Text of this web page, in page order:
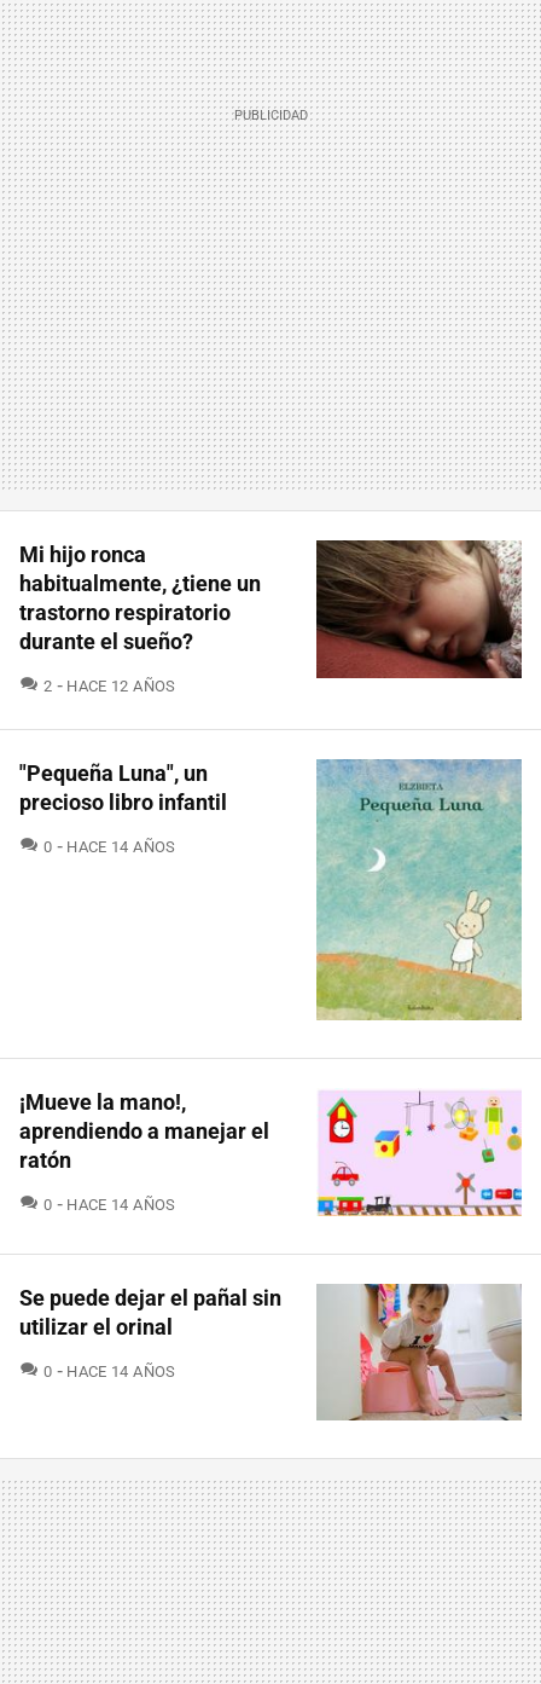
Mi hijo ronca
habitualmente, ¿tiene un
trastorno respiratorio
durante el sueño?
2 COMENTARIOS
HACE 12 AÑOS
"Pequeña Luna", un
precioso libro infantil
0 COMENTARIOS
HACE 14 AÑOS
¡Mueve la mano!,
aprendiendo a manejar el
ratón
0 COMENTARIOS
HACE 14 AÑOS
Se puede dejar el pañal sin
utilizar el orinal
0 COMENTARIOS
HACE 14 AÑOS